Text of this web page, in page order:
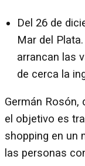
Del 26 de
Mar del
arrancan las
de cerca la
Germán Rosón,
el objetivo es
shopping en un
las personas